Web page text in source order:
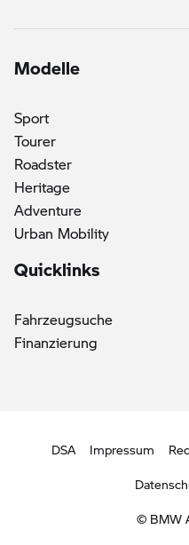
Modelle
Sport
Tourer
Roadster
Heritage
Adventure
Urban Mobility
Quicklinks
Fahrzeugsuche
Finanzierung
DSA Impressum
© BMW